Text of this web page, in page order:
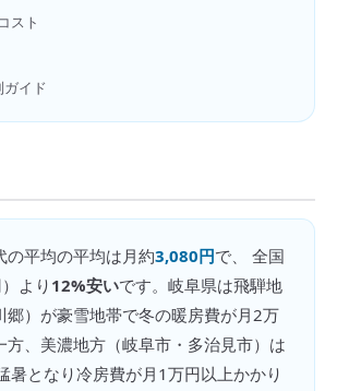
スト
ガイド
の平均の平均は月約3,080円で、 全国
）より 12%安いです。 岐阜県は飛騨地
郷）が豪雪地帯で冬の暖房費が月2万
方、美濃地方（岐阜市・多治見市）は
暑となり冷房費が月1万円以上かかり